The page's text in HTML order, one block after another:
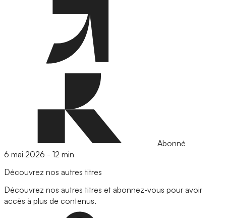
Abonné
6 mai 2026 - 12 min
Découvrez nos autres titres
Découvrez nos autres titres et abonnez-vous pour avoir
accès à plus de contenus.